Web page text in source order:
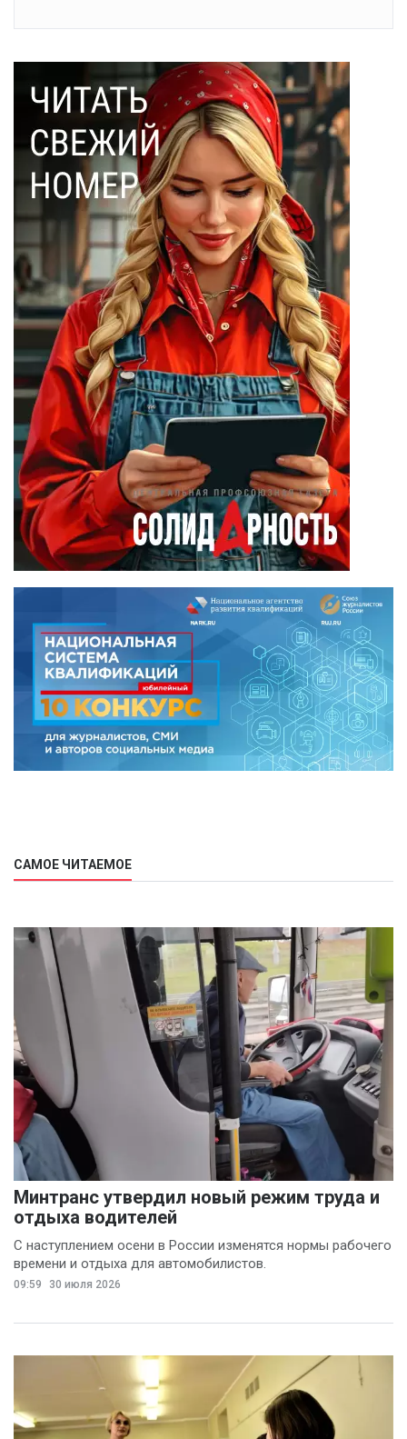
САМОЕ ЧИТАЕМОЕ
Минтранс утвердил новый режим труда и
отдыха водителей
С наступлением осени в России изменятся нормы рабочего
времени и отдыха для автомобилистов.
09:59 30 июля 2026